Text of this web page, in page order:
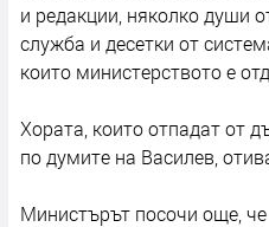
и редакции, няколко души
служба и десетки от
които министерството е
Хората, които отпадат от
по думите на Василев,
Министърът посочи още,